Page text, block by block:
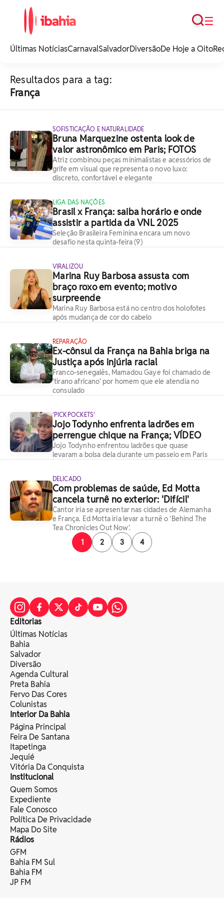
noticias e
☰
Busca
Últimas NotíciasCarnavalSalvadorDiversãoDe Hoje a Oito
Resultados para a tag:
França
SOFISTICAÇÃO E NATURALIDADE
Bruna Marquezine ostenta look de
valor astronômico em Paris; FOTOS
Atriz combinou peças minimalistas e acessórios de
grife em visual que representa o novo luxo:
discreto, confortável e elegante
LIGA DAS NAÇÕES
Brasil x França: saiba horário e onde
assistir a partida da VNL 2025
Seleção Brasileira Feminina encara um novo
desafio nesta quinta-feira (9)
VIRALIZOU
Marina Ruy Barbosa assusta com
braço roxo em evento; motivo
surpreende
Marina Ruy Barbosa está no centro dos holofotes
após mudança de cor do cabelo
REPARAÇÃO
Ex-cônsul da França na Bahia briga na
Justiça após injúria racial
Franco-senegalês, Mamadou Gaye foi chamado de
'tirano africano' por homem que ele atendia no
consulado
'PICKPOCKETS'
Jojo Todynho enfrenta ladrões em
perrengue chique na França; VÍDEO
Jojo Todynho enfrentou ladrões que quase
levaram a bolsa dela durante um passeio em Paris
DELICADO
Com problemas de saúde, Ed Motta
cancela turnê no exterior: 'Difícil'
Cantor iria se apresentar nas cidades de Alemanha
e França. Ed Motta iria levar a turnê o 'Behind The
Tea Chronicles Out Now'.
1
2 3 4
Editorias
Últimas Notícias
Bahia
Salvador
Diversão
Agenda Cultural
Preta Bahia
Fervo Das Cores
Colunistas
Interior Da Bahia
Página Principal
Feira De Santana
Itapetinga
Jequié
Vitória Da Conquista
Institucional
Quem Somos
Expediente
Fale Conosco
Política De Privacidade
Mapa Do Site
Rádios
GFM
Bahia FM Sul
Bahia FM
JP FM